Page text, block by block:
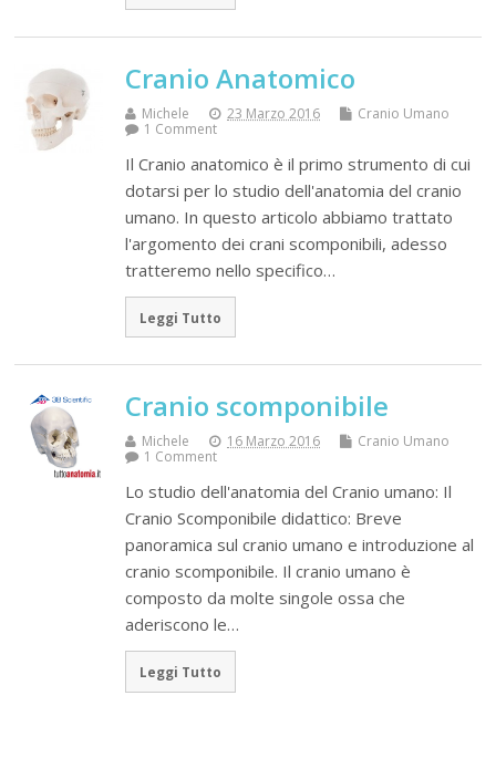
Cranio Anatomico
Michele 23 Marzo 2016
Cranio Umano
1 Comment
Il Cranio anatomico è il primo strumento di cui
dotarsi per lo studio dell'anatomia del cranio
umano. In questo articolo abbiamo trattato
l'argomento dei crani scomponibili, adesso
tratteremo nello specifico…
Leggi Tutto
Cranio scomponibile
Michele 16 Marzo 2016
Cranio Umano
1 Comment
Lo studio dell'anatomia del Cranio umano: Il
Cranio Scomponibile didattico: Breve
panoramica sul cranio umano e introduzione al
cranio scomponibile. Il cranio umano è
composto da molte singole ossa che
aderiscono le…
Leggi Tutto